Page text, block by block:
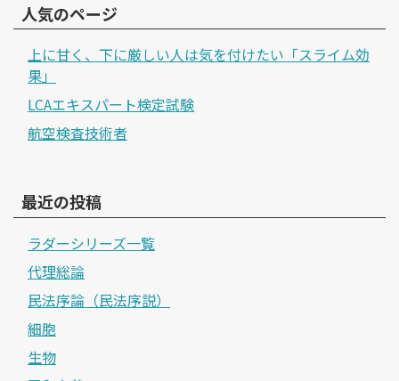
人気のページ
上に甘く、下に厳しい人は気を付けたい「スライム効
果」
LCAエキスパート検定試験
航空検査技術者
最近の投稿
ラダーシリーズ一覧
代理総論
民法序論（民法序説）
細胞
生物